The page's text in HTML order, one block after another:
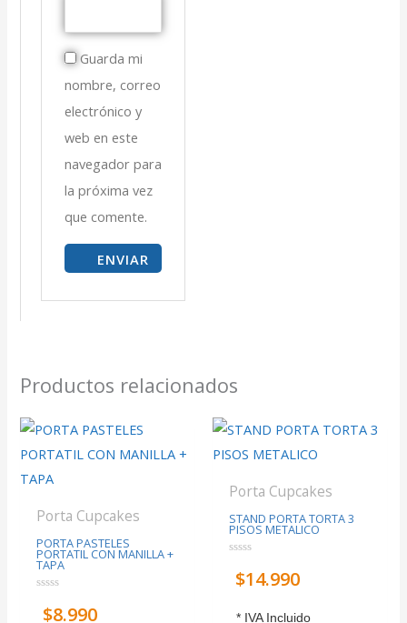
Guarda mi
nombre, correo
electrónico y
web en este
navegador para
la próxima vez
que comente.
Productos relacionados
Porta Cupcakes
PORTA PASTELES
PORTATIL CON MANILLA +
TAPA
con
$8.990
Porta Cupcakes
STAND PORTA TORTA 3
PISOS METALICO
con
$14.990
* IVA Incluido